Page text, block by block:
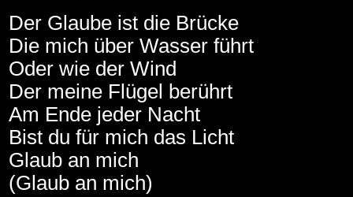
Der Glaube ist die Brücke
Die mich über Wasser führt
Oder wie der Wind
Der meine Flügel berührt
Am Ende jeder Nacht
Bist du für mich das Licht
Glaub an mich
(Glaub an mich)